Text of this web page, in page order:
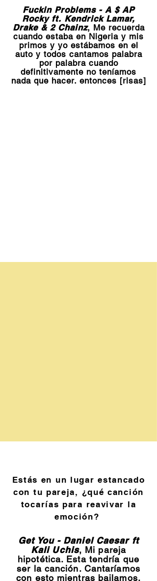
Fuckin Problems - A $ AP
Rocky ft. Kendrick Lamar,
Drake & 2 Chainz, Me recuerda
cuando estaba en Nigeria y mis
primos y yo estábamos en el
auto y todos cantamos palabra
por palabra cuando
definitivamente no teníamos
nada que hacer. entonces [risas]
Estás en un lugar estancado
con tu pareja, ¿qué canción
tocarías para reavivar la
emoción?
Get You - Daniel Caesar ft
Kali Uchis, Mi pareja
hipotética. Esta tendría que
ser la canción. Cantaríamos
con esto mientras bailamos,